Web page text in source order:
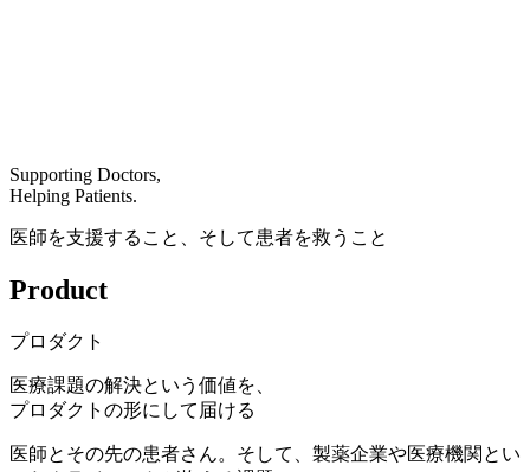
Supporting Doctors,
Helping Patients.
医師を支援すること、そして患者を救うこと
Product
プロダクト
医療課題の解決という価値を、
プロダクトの形にして届ける
医師とその先の患者さん。そして、製薬企業や医療機関とい